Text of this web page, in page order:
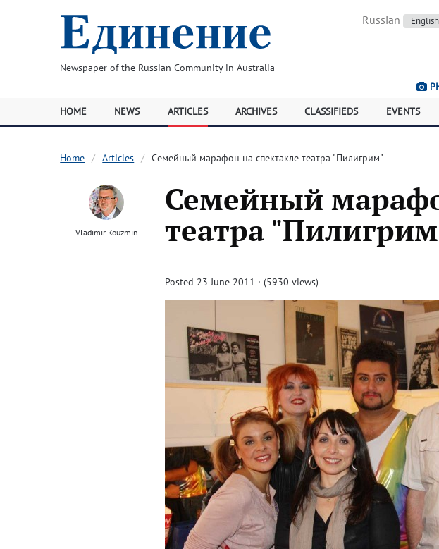
Newspaper of the Russian Community in Australia
Russian English
HOME NEWS ARTICLES ARCHIVES CLASSIFIEDS EVENTS
Home Articles Семейный марафон на спектакле театра "Пилигрим"
Vladimir Kouzmin
Семейный
театра
Posted 23 June 2011 · (5930 views)